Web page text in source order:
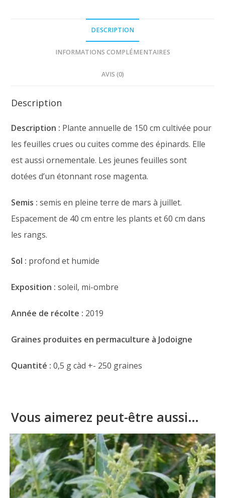
DESCRIPTION
INFORMATIONS COMPLÉMENTAIRES
AVIS (0)
Description
Description : Plante annuelle de 150 cm cultivée pour
les feuilles crues ou cuites comme des épinards. Elle
est aussi ornementale. Les jeunes feuilles sont
dotées d’un étonnant rose magenta.
Semis :semis en pleine terre de mars à juillet.
Espacement de 40 cm entre les plants et 60 cm dans
les rangs.
Sol : profond et humide
Exposition : soleil, mi-ombre
Année de récolte : 2019
Graines produites en permaculture à Jodoigne
Quantité :0,5 g càd +- 250 graines
Vous aimerez peut-être aussi…